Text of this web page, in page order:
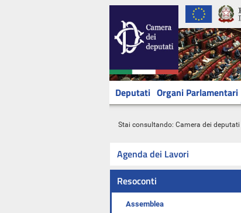
Deputati Organi Parlamentari
Stai consultando: Camera dei deputati
Agenda dei Lavori
Resoconti
Assemblea